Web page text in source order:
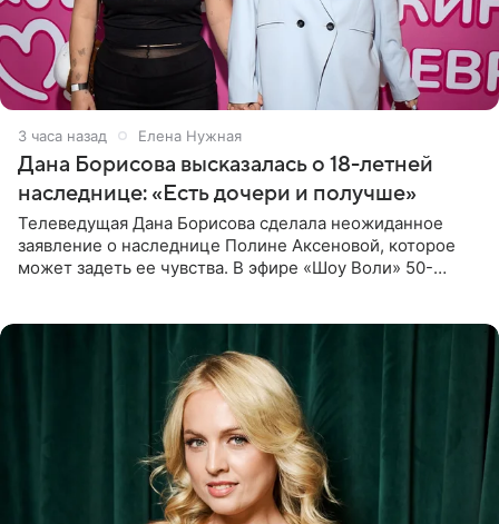
3 часа назад Елена Нужная
Дана Борисова высказалась о 18-летней
наследнице: «Есть дочери и получше»
Телеведущая Дана Борисова сделала неожиданное
заявление о наследнице Полине Аксеновой, которое
может задеть ее чувства. В эфире «Шоу Воли» 50-